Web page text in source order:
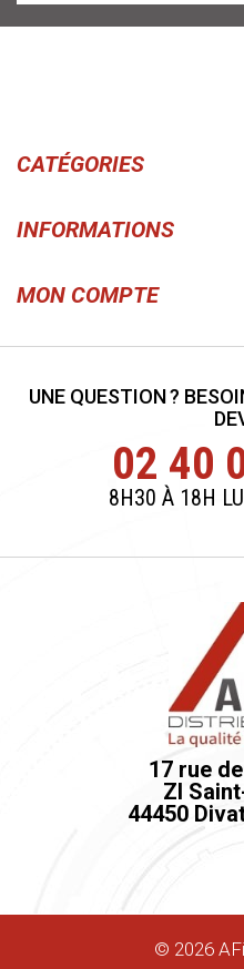
CATÉGORIES
INFORMATIONS
© 2026
MON COMPTE
UNE QUESTION ?
02 40
8H30 À 18H
17 rue
ZI
44450